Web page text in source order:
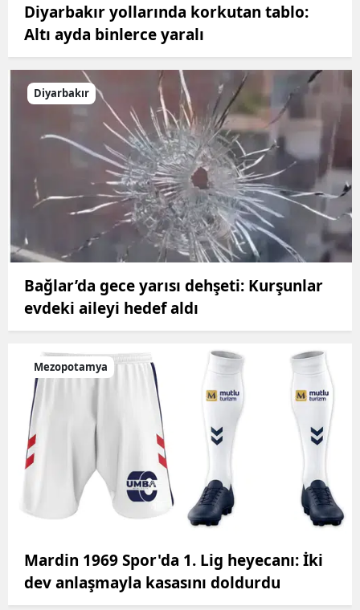
Diyarbakır yollarında korkutan tablo:
Altı ayda binlerce yaralı
Diyarbakır
Bağlar’da gece yarısı dehşeti: Kurşunlar
evdeki aileyi hedef aldı
Mezopotamya
Mardin 1969 Spor'da 1. Lig heyecanı: İki
dev anlaşmayla kasasını doldurdu